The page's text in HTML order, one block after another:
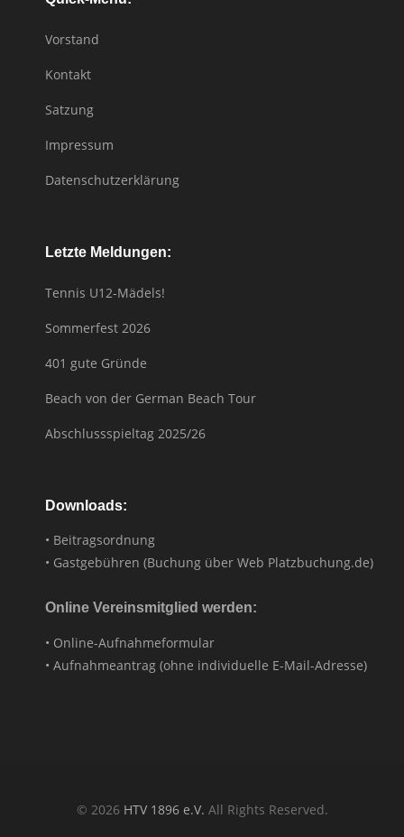
Vorstand
Kontakt
Satzung
Impressum
Datenschutzerklärung
Letzte Meldungen:
Tennis U12-Mädels!
Sommerfest 2026
401 gute Gründe
Beach von der German Beach Tour
Abschlussspieltag 2025/26
Downloads:
• Beitragsordnung
• Gastgebühren (Buchung über Web Platzbuchung.de)
Online Vereinsmitglied werden:
• Online-Aufnahmeformular
• Aufnahmeantrag (ohne individuelle E-Mail-Adresse)
© 2026 HTV 1896 e.V. All Rights Reserved.